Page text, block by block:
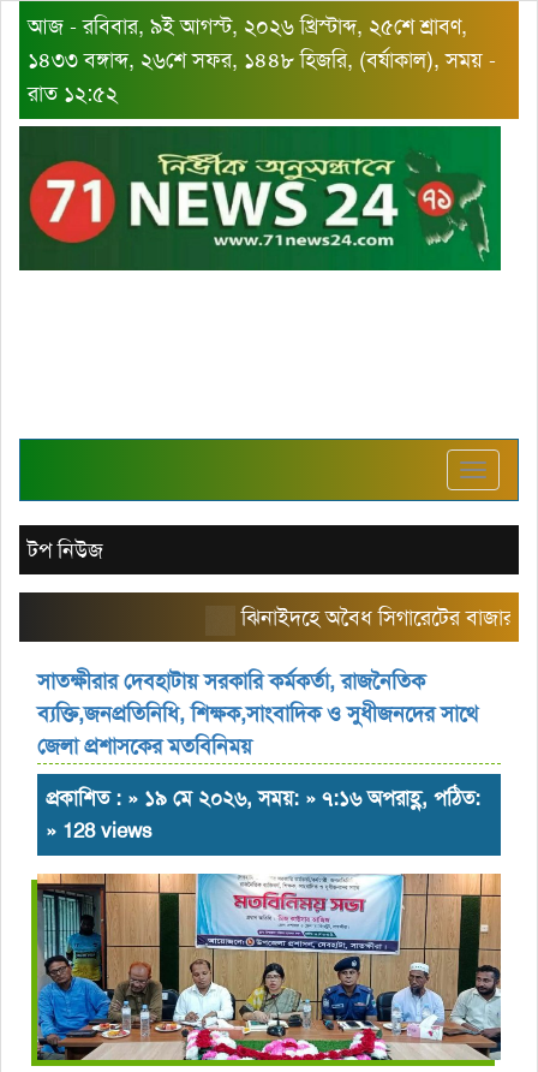
আজ - রবিবার, ৯ই আগস্ট, ২০২৬ খ্রিস্টাব্দ, ২৫শে শ্রাবণ,
১৪৩৩ বঙ্গাব্দ, ২৬শে সফর, ১৪৪৮ হিজরি, (বর্ষাকাল), সময় -
রাত ১২:৫২
Toggle
টপ নিউজ
ঝিনাইদহে অবৈধ সিগারেটের বাজার তৈরি
সাতক্ষীরার দেবহাটায় সরকারি কর্মকর্তা, রাজনৈতিক
ব্যক্তি,জনপ্রতিনিধি, শিক্ষক,সাংবাদিক ও সুধীজনদের সাথে
জেলা প্রশাসকের মতবিনিময়
প্রকাশিত : » ১৯ মে ২০২৬, সময়: » ৭:১৬ অপরাহ্ণ, পঠিত:
» 128 views